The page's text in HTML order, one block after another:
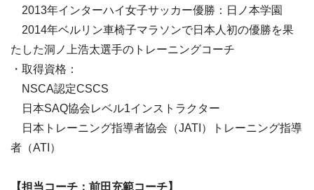
2013年インターハイ女子サッカー優勝：日ノ本学園
2014年ベルリン車椅子マラソンで日本人初の優勝を果
たした洞ノ上浩太選手のトレーニングコーチ
・取得資格：
NSCA認定CSCS
日本SAQ協会レベル1インストラクター
日本トレーニング指導者協会（JATI）トレーニング指導
者（ATI）
【担当コーチ： 前田充範コーチ】